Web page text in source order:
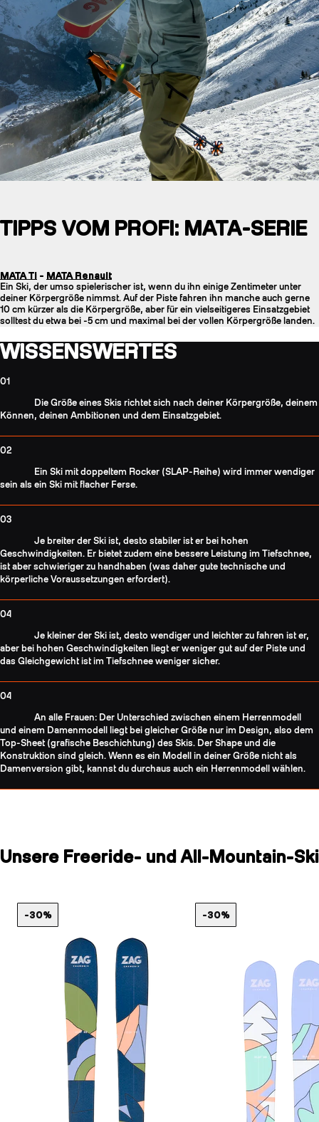
TIPPS VOM PROFI: MATA-SERIE
MATA Ti - MATA Renault
Ein Ski, der umso spielerischer ist, wenn du ihn einige Zentimeter unter
deiner Körpergröße nimmst. Auf der Piste fahren ihn manche auch gerne
10 cm kürzer als die Körpergröße, aber für ein vielseitigeres Einsatzgebiet
solltest du etwa bei -5 cm und maximal bei der vollen Körpergröße landen.
WISSENSWERTES
01
Die Größe eines Skis richtet sich nach deiner Körpergröße, deinem
Können, deinen Ambitionen und dem Einsatzgebiet.
02
Ein Ski mit doppeltem Rocker (SLAP-Reihe) wird immer wendiger
sein als ein Ski mit flacher Ferse.
03
Je breiter der Ski ist, desto stabiler ist er bei hohen
Geschwindigkeiten. Er bietet zudem eine bessere Leistung im Tiefschnee,
ist aber schwieriger zu handhaben (was daher gute technische und
körperliche Voraussetzungen erfordert).
04
Je kleiner der Ski ist, desto wendiger und leichter zu fahren ist er,
aber bei hohen Geschwindigkeiten liegt er weniger gut auf der Piste und
das Gleichgewicht ist im Tiefschnee weniger sicher.
04
An alle Frauen: Der Unterschied zwischen einem Herrenmodell
und einem Damenmodell liegt bei gleicher Größe nur im Design, also dem
Top-Sheet (grafische Beschichtung) des Skis. Der Shape und die
Konstruktion sind gleich. Wenn es ein Modell in deiner Größe nicht als
Damenversion gibt, kannst du durchaus auch ein Herrenmodell wählen.
Unsere Freeride- und All-Mountain-Ski
-30% -30%